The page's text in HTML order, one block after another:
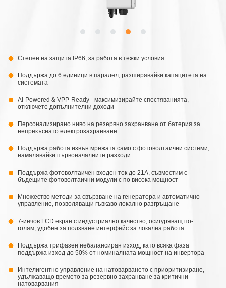
Степен на защита IP66, за работа в тежки условия
Поддържа до 6 единици в паралел, разширявайки капацитета на
системата
AI-Powered & VPP-Ready - максимизирайте спестяванията,
отключете допълнителни доходи
Персонализирано ниво на резервно захранване от батерия за
непрекъснато електрозахранване
Поддържа работа извън мрежата само с фотоволтаични системи,
намалявайки първоначалните разходи
Поддържа фотоволтаичен входен ток до 21A, съвместим с
бъдещите фотоволтаични модули с по висока мощност
Множество методи за свързване на генератора и автоматично
управление, позволяващи гъвкаво локално разгръщане
7-инчов LCD екран с индустриално качество, осигуряващ по-
голям, удобен за ползване интерфейс за локална работа
Поддържа трифазен небалансиран изход, като всяка фаза
поддържа изход до 50% от номиналната мощност на инвертора
Интелигентно управление на натоварването с приоритизиране,
удължаващо времето за резервно захранване за критични
натоварвания